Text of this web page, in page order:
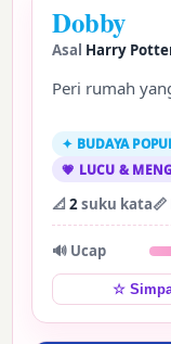
Dobby
Asal Harry
Peri rumah
✦ BUDAYA
💗 LUCU &
📐2suku kata
🔊 Ucap
☆